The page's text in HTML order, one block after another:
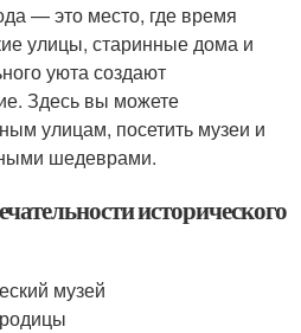
— это место, где время
улицы, старинные дома и
уюта создают
Здесь вы можете
улицам, посетить музеи и
шедеврами.
исторического
музей